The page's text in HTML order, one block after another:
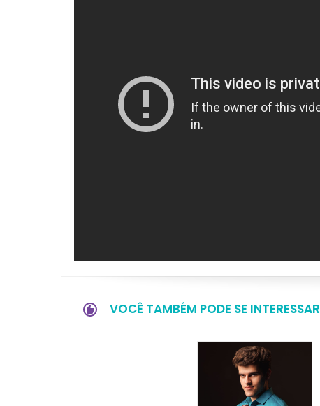
VOCÊ TAMBÉM PODE SE INTERESSAR